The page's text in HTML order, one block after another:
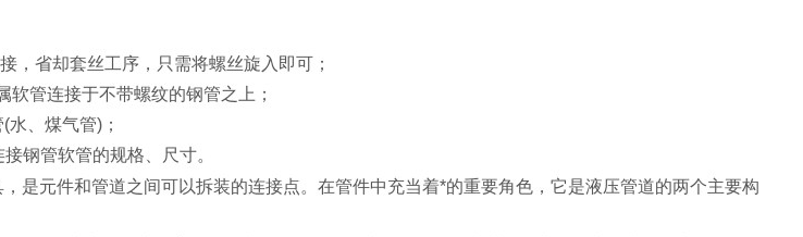
，省却套丝工序，只需将螺丝旋入即可；
软管连接于不带螺纹的钢管之上；
、煤气管)；
钢管软管的规格、尺寸。
是元件和管道之间可以拆装的连接点。在管件中充当着*的重要角色，它是液压管道的两个主要构